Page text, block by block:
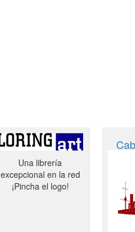
Una librería
excepcional en la red
¡Pincha el logo!